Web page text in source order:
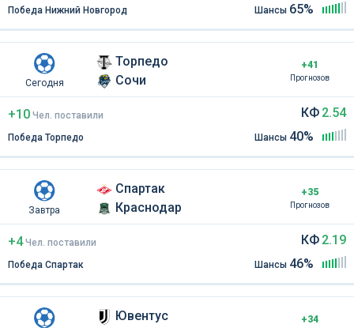
Победа Нижний Новгород
Шансы 65%
Сегодня
Торпедо
Сочи
+41
Прогнозов
+10 Чел. поставили
Победа Торпедо
КФ 2.54
Шансы 40%
Завтра
Спартак
Краснодар
+35
Прогнозов
+4 Чел. поставили
Победа Спартак
КФ 2.19
Шансы 46%
Ювентус
+34